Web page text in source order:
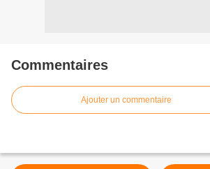
Commentaires
Ajouter un commentaire